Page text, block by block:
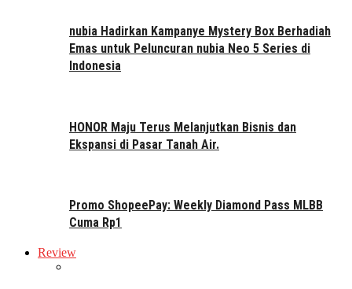
nubia Hadirkan Kampanye Mystery Box Berhadiah
Emas untuk Peluncuran nubia Neo 5 Series di
Indonesia
HONOR Maju Terus Melanjutkan Bisnis dan
Ekspansi di Pasar Tanah Air.
Promo ShopeePay: Weekly Diamond Pass MLBB
Cuma Rp1
Review